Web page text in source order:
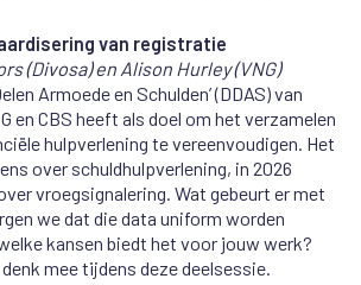
van registratie
(Divosa) en Alison Hurley (VNG)
Armoede en Schulden’ (DDAS) van
en CBS heeft als doel om het verzamelen
hulpverlening te vereenvoudigen. Het
over schuldhulpverlening, in 2026
vroegsignalering. Wat gebeurt er met
we dat die data uniform worden
kansen biedt het voor jouw werk?
mee tijdens deze deelsessie.